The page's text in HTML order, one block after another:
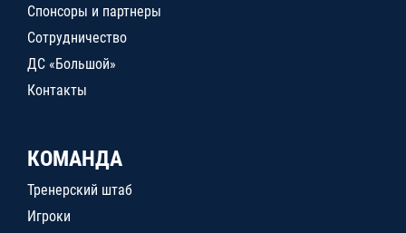
Спонсоры и партнеры
Сотрудничество
ДС «Большой»
Контакты
КОМАНДА
Тренерский штаб
Игроки